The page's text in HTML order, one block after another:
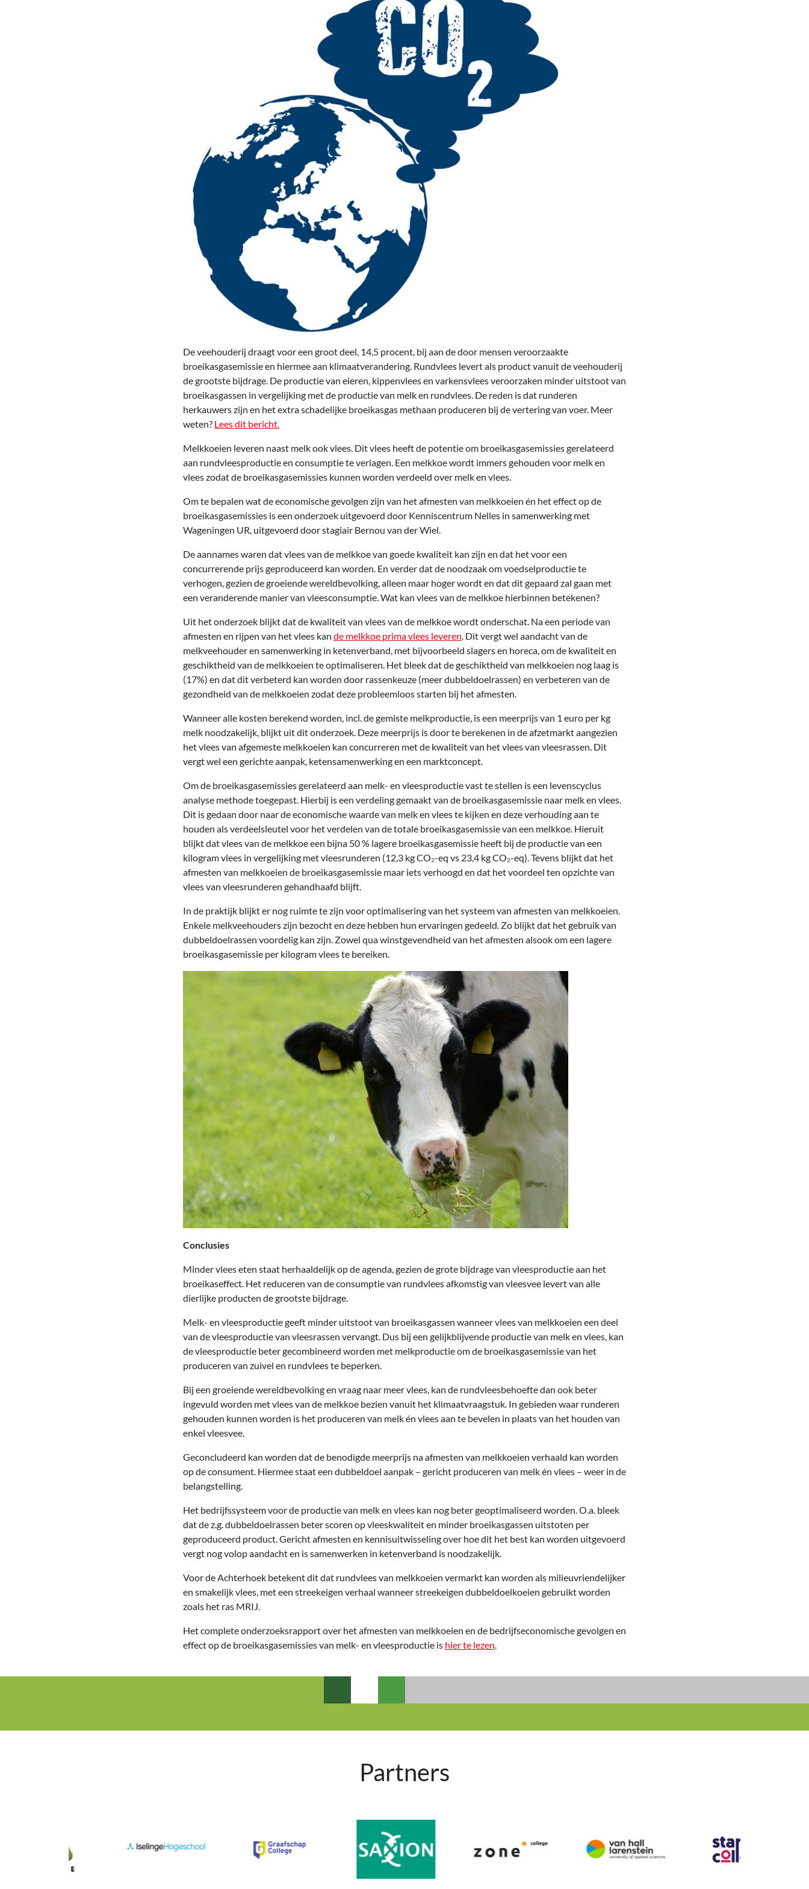
De veehouderij draagt voor een groot deel, 14,5 procent, bij aan de door mensen veroorzaakte
broeikasgasemissie en hiermee aan klimaatverandering. Rundvlees levert als product vanuit de veehouderij
de grootste bijdrage. De productie van eieren, kippenvlees en varkensvlees veroorzaken minder uitstoot van
broeikasgassen in vergelijking met de productie van melk en rundvlees. De reden is dat runderen
herkauwers zijn en het extra schadelijke broeikasgas methaan produceren bij de vertering van voer. Meer
weten? Lees dit bericht.
Melkkoeien leveren naast melk ook vlees. Dit vlees heeft de potentie om broeikasgasemissies gerelateerd
aan rundvleesproductie en consumptie te verlagen. Een melkkoe wordt immers gehouden voor melk en
vlees zodat de broeikasgasemissies kunnen worden verdeeld over melk en vlees.
Om te bepalen wat de economische gevolgen zijn van het afmesten van melkkoeien én het effect op de
broeikasgasemissies is een onderzoek uitgevoerd door Kenniscentrum Nelles in samenwerking met
Wageningen UR, uitgevoerd door stagiair Bernou van der Wiel.
De aannames waren dat vlees van de melkkoe van goede kwaliteit kan zijn en dat het voor een
concurrerende prijs geproduceerd kan worden. En verder dat de noodzaak om voedselproductie te
verhogen, gezien de groeiende wereldbevolking, alleen maar hoger wordt en dat dit gepaard zal gaan met
een veranderende manier van vleesconsumptie. Wat kan vlees van de melkkoe hierbinnen betekenen?
Uit het onderzoek blijkt dat de kwaliteit van vlees van de melkkoe wordt onderschat. Na een periode van
afmesten en rijpen van het vlees kan de melkkoe prima vlees leveren. Dit vergt wel aandacht van de
melkveehouder en samenwerking in ketenverband, met bijvoorbeeld slagers en horeca, om de kwaliteit en
geschiktheid van de melkkoeien te optimaliseren. Het bleek dat de geschiktheid van melkkoeien nog laag is
(17%) en dat dit verbeterd kan worden door rassenkeuze (meer dubbeldoelrassen) en verbeteren van de
gezondheid van de melkkoeien zodat deze probleemloos starten bij het afmesten.
Wanneer alle kosten berekend worden, incl. de gemiste melkproductie, is een meerprijs van 1 euro per kg
melk noodzakelijk, blijkt uit dit onderzoek. Deze meerprijs is door te berekenen in de afzetmarkt aangezien
het vlees van afgemeste melkkoeien kan concurreren met de kwaliteit van het vlees van vleesrassen. Dit
vergt wel een gerichte aanpak, ketensamenwerking en een marktconcept.
Om de broeikasgasemissies gerelateerd aan melk- en vleesproductie vast te stellen is een levenscyclus
analyse methode toegepast. Hierbij is een verdeling gemaakt van de broeikasgasemissie naar melk en vlees.
Dit is gedaan door naar de economische waarde van melk en vlees te kijken en deze verhouding aan te
houden als verdeelsleutel voor het verdelen van de totale broeikasgasemissie van een melkkoe. Hieruit
blijkt dat vlees van de melkkoe een bijna 50 % lagere broeikasgasemissie heeft bij de productie van een
kilogram vlees in vergelijking met vleesrunderen (12,3 kg CO₂-eq vs 23,4 kg CO₂-eq). Tevens blijkt dat het
afmesten van melkkoeien de broeikasgasemissie maar iets verhoogd en dat het voordeel ten opzichte van
vlees van vleesrunderen gehandhaafd blijft.
In de praktijk blijkt er nog ruimte te zijn voor optimalisering van het systeem van afmesten van melkkoeien.
Enkele melkveehouders zijn bezocht en deze hebben hun ervaringen gedeeld. Zo blijkt dat het gebruik van
dubbeldoelrassen voordelig kan zijn. Zowel qua winstgevendheid van het afmesten alsook om een lagere
broeikasgasemissie per kilogram vlees te bereiken.
Conclusies
Minder vlees eten staat herhaaldelijk op de agenda, gezien de grote bijdrage van vleesproductie aan het
broeikaseffect. Het reduceren van de consumptie van rundvlees afkomstig van vleesvee levert van alle
dierlijke producten de grootste bijdrage.
Melk- en vleesproductie geeft minder uitstoot van broeikasgassen wanneer vlees van melkkoeien een deel
van de vleesproductie van vleesrassen vervangt. Dus bij een gelijkblijvende productie van melk en vlees, kan
de vleesproductie beter gecombineerd worden met melkproductie om de broeikasgasemissie van het
produceren van zuivel en rundvlees te beperken.
Bij een groeiende wereldbevolking en vraag naar meer vlees, kan de rundvleesbehoefte dan ook beter
ingevuld worden met vlees van de melkkoe bezien vanuit het klimaatvraagstuk. In gebieden waar runderen
gehouden kunnen worden is het produceren van melk én vlees aan te bevelen in plaats van het houden van
enkel vleesvee.
Geconcludeerd kan worden dat de benodigde meerprijs na afmesten van melkkoeien verhaald kan worden
op de consument. Hiermee staat een dubbeldoel aanpak – gericht produceren van melk én vlees – weer in de
belangstelling.
Het bedrijfssysteem voor de productie van melk en vlees kan nog beter geoptimaliseerd worden. O.a. bleek
dat de z.g. dubbeldoelrassen beter scoren op vleeskwaliteit en minder broeikasgassen uitstoten per
geproduceerd product. Gericht afmesten en kennisuitwisseling over hoe dit het best kan worden uitgevoerd
vergt nog volop aandacht en is samenwerken in ketenverband is noodzakelijk.
Voor de Achterhoek betekent dit dat rundvlees van melkkoeien vermarkt kan worden als milieuvriendelijker
en smakelijk vlees, met een streekeigen verhaal wanneer streekeigen dubbeldoelkoeien gebruikt worden
zoals het ras MRIJ.
Het complete onderzoeksrapport over het afmesten van melkkoeien en de bedrijfseconomische gevolgen en
effect op de broeikasgasemissies van melk- en vleesproductie is hier te lezen
Partners